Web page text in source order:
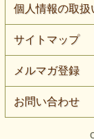
個人情報の取扱
サイトマップ
メルマガ登録
お問い合わせ